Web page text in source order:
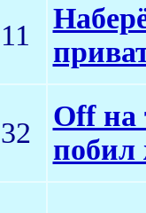
11
32
Off на
побил